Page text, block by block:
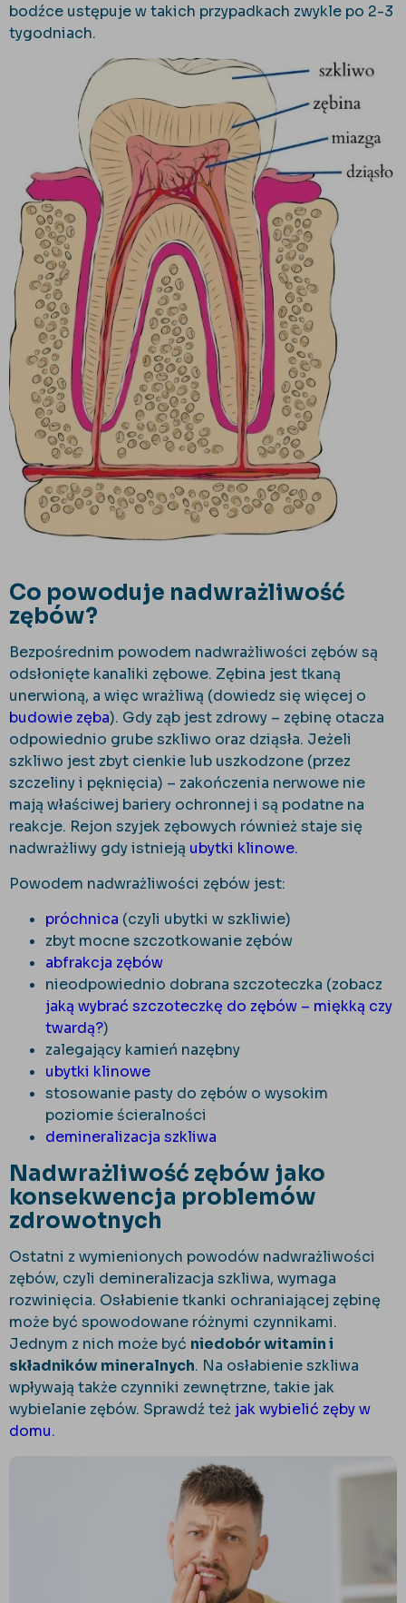
bodźce ustępuje w takich przypadkach zwykle po 2-3
tygodniach.
Co powoduje nadwrażliwość
zębów?
Bezpośrednim powodem nadwrażliwości zębów są
odsłonięte kanaliki zębowe. Zębina jest tkaną
unerwioną, a więc wrażliwą (dowiedz się więcej o
budowie zęba). Gdy ząb jest zdrowy – zębinę otacza
odpowiednio grube szkliwo oraz dziąsła. Jeżeli
szkliwo jest zbyt cienkie lub uszkodzone (przez
szczeliny i pęknięcia) – zakończenia nerwowe nie
mają właściwej bariery ochronnej i są podatne na
reakcje. Rejon szyjek zębowych również staje się
nadwrażliwy gdy istnieją ubytki klinowe.
Powodem nadwrażliwości zębów jest:
próchnica (czyli ubytki w szkliwie)
zbyt mocne szczotkowanie zębów
abfrakcja zębów
nieodpowiednio dobrana szczoteczka (zobacz
jaką wybrać szczoteczkę do zębów – miękką czy
twardą?)
zalegający kamień nazębny
ubytki klinowe
stosowanie pasty do zębów o wysokim
poziomie ścieralności
demineralizacja szkliwa
Nadwrażliwość zębów jako
konsekwencja problemów
zdrowotnych
Ostatni z wymienionych powodów nadwrażliwości
zębów, czyli demineralizacja szkliwa, wymaga
rozwinięcia. Osłabienie tkanki ochraniającej zębinę
może być spowodowane różnymi czynnikami.
Jednym z nich może być niedobór witamin i
składników mineralnych. Na osłabienie szkliwa
wpływają także czynniki zewnętrzne, takie jak
wybielanie zębów. Sprawdź też jak wybielić zęby w
domu.